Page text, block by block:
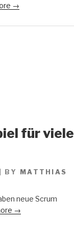
→
für viele
BY
MATTHIAS
neue Scrum
→